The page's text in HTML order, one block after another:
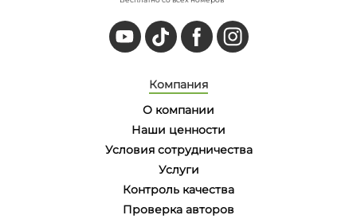
Компания
О компании
Наши ценности
Условия сотрудничества
Услуги
Контроль качества
Проверка авторов